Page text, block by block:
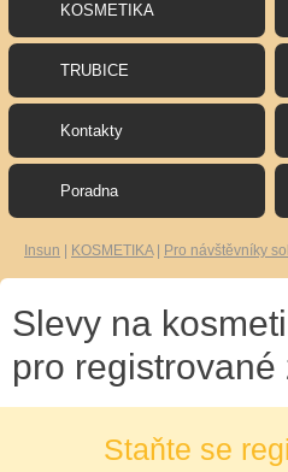
KOSMETIKA
TRUBICE
Kontakty
Poradna
Insun KOSMETIKA| Pro návštěvníky
Slevy na
pro
Staňte se